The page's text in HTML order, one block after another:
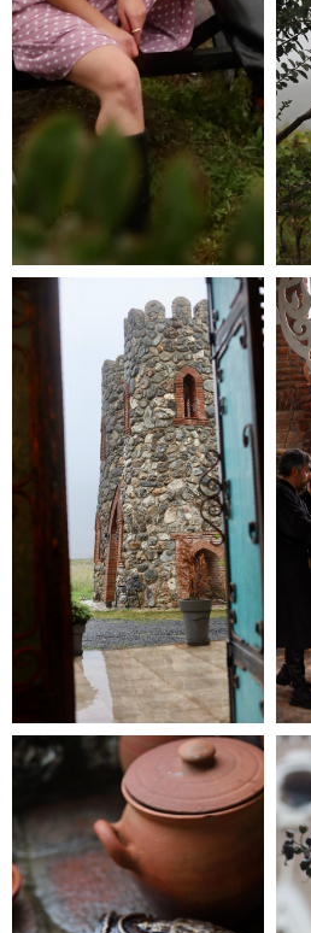
2026
политика конфиденциальности
валерия